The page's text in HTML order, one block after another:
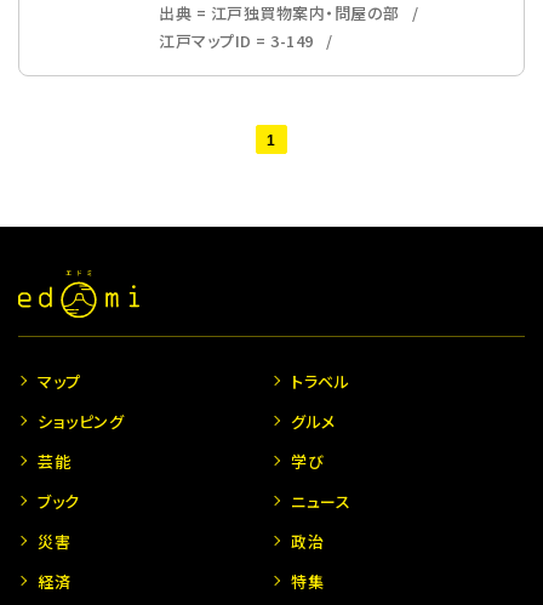
出典 = 江戸独買物案内・問屋の部
江戸マップID = 3-149
1
マップ
トラベル
ショッピング
グルメ
芸能
学び
ブック
ニュース
災害
政治
経済
特集